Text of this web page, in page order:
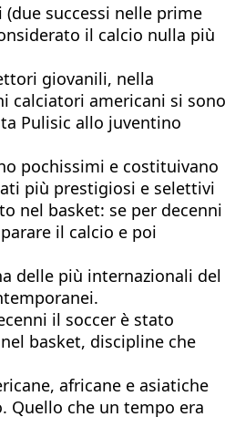
successi nelle prime
il calcio nulla più
giovanili, nella
calciatori americani si sono
Pulisic allo juventino
pochissimi e costituivano
più prestigiosi e selettivi
nel basket: se per decenni
il calcio e poi
delle più internazionali del
il soccer è stato
basket, discipline che
africane e asiatiche
Quello che un tempo era